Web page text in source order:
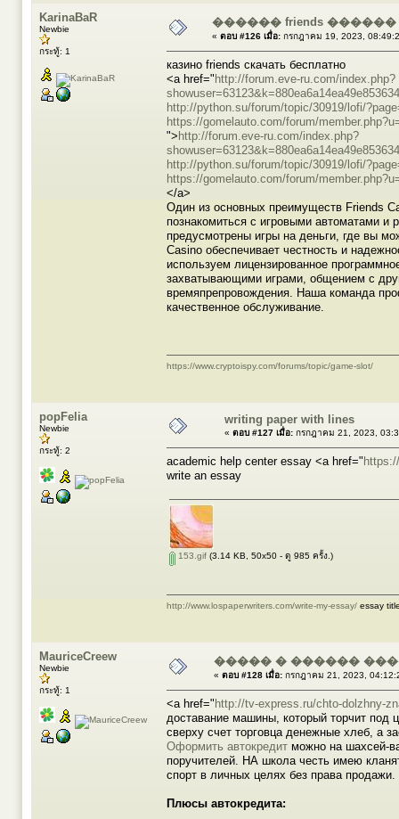
KarinaBaR
Newbie
กระทู้: 1
������ friends
« ตอบ #126 เมื่อ: กรกฎาคม 19, 2023,
казино friends скачать бесплатно
<a href=" http://forum.eve-ru.com/index.php?
http://python.su/forum/topic/30919/lofi/
https://gomelauto.com/forum/
"> http://forum.eve-ru.com/index.php?
http://python.su/forum/topic/30919/lofi/
https://gomelauto.com/forum/
</a>
Один из основных преимуществ Friends
познакомиться с игровыми автоматами и
предусмотрены игры на деньги, где вы
Casino обеспечивает честность и
используем лицензированное
захватывающими играми, общением с
времяпрепровождения. Наша команда
качественное обслуживание.
https://www.cryptoispy.com/forums/topic/game-slot/
popFelia
Newbie
กระทู้: 2
writing paper with lines
« ตอบ #127 เมื่อ: กรกฎาคม 21, 2023,
academic help center essay <a href="
write an essay
153.gif (3.14 KB, 50x50 - ดู 985 ครั้ง.)
http://www.lospaperwriters.com/write-my-essay/ essay
MauriceCreew
Newbie
กระทู้: 1
����� � ������
« ตอบ #128 เมื่อ: กรกฎาคม 21, 2023,
<a href=" http://tv-express.ru/chto-dolzhny-
доставание машины, который торчит под
сверху счет торговца денежные хлеб, а
Оформить автокредит можно на шахсей-
поручителей. НА школа честь имею
спорт в личных целях без права продажи.
Плюсы автокредита: